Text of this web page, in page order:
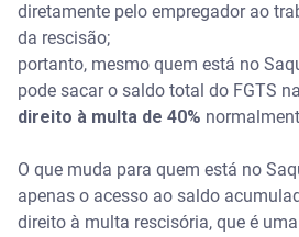
diretamente pelo empregador ao
da rescisão;
portanto, mesmo quem está no
pode sacar o saldo total do FGTS
direito à multa de 40%
O que muda para quem está no
apenas o acesso ao saldo
direito à multa rescisória, que é